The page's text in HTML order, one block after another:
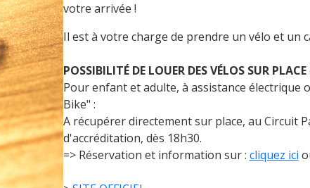
votre arrivée !
Il est à votre charge de prendre un vélo et un
POSSIBILITÉ DE LOUER DES VÉLOS SUR PLACE
Pour enfant et adulte, à assistance
Bike" :
A récupérer directement sur place, au Circuit
d'accréditation, dès 18h30.
=> Réservation et information sur : cliquez ici